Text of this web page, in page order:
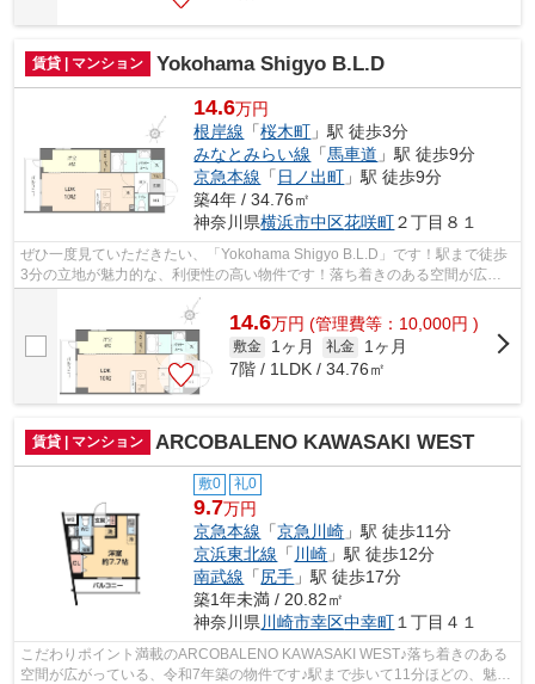
賃貸 | マンション Yokohama Shigyo B.L.D
14.6万円
根岸線 「桜木町 」駅 徒歩3分
みなとみらい線 「馬車道 」駅 徒歩9分
京急本線 「 日ノ出町 」駅 徒歩9分
築4年 / 34.76㎡
神奈川県横浜市中区花咲町２丁目８１
ぜひ一度見ていただきたい、「Yokohama Shigyo B.L.D」です！駅まで徒歩
3分の立地が魅力的な、利便性の高い物件です！落ち着きのある空間が広が
っている、2022年築の物件です！こちら...
14.6万円 (管理費等：10,000円 )
敷金 1ヶ月 礼金
1ヶ月
7階 / 1LDK / 34.76㎡
賃貸 | マンション ARCOBALENO KAWASAKI WEST
敷0 礼0
9.7万円
京急本線 「京急川崎 」駅 徒歩11分
京浜東北線 「 川崎 」駅 徒歩12分
南武線 「尻手 」駅 徒歩17分
築1年未満 / 20.82㎡
神奈川県 川崎市幸区中幸町 １丁目４１
こだわりポイント満載のARCOBALENO KAWASAKI WEST♪落ち着きのある
空間が広がっている、令和7年築の物件です♪駅まで歩いて11分ほどの、魅力